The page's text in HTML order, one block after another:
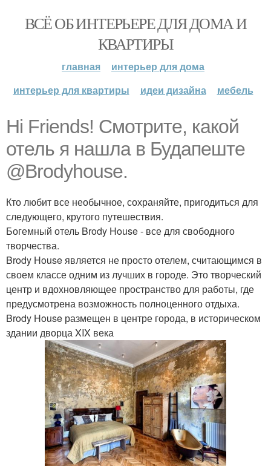
ВСЁ ОБ ИНТЕРЬЕРЕ ДЛЯ ДОМА И
КВАРТИРЫ
главная
интерьер для дома
интерьер для квартиры
идеи дизайна мебель
Hi Friends! Смотрите, какой
отель я нашла в Будапеште
@Brodyhouse.
Кто любит все необычное, сохраняйте, пригодиться для
следующего, крутого путешествия.
Богемный отель Brody House - все для свободного
творчества.
Brody House является не просто отелем, считающимся в
своем классе одним из лучших в городе. Это творческий
центр и вдохновляющее пространство для работы, где
предусмотрена возможность полноценного отдыха.
Brody House размещен в центре города, в историческом
здании дворца XIX века